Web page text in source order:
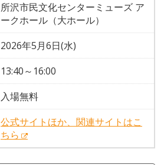
所沢市民文化センターミューズ ア
ークホール（大ホール）
2026年5月6日(水)
13:40～16:00
入場無料
公式サイトほか、関連サイトはこ
ちら